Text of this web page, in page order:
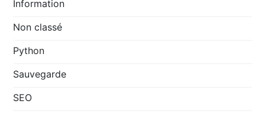
Information
Non classé
Python
Sauvegarde
SEO